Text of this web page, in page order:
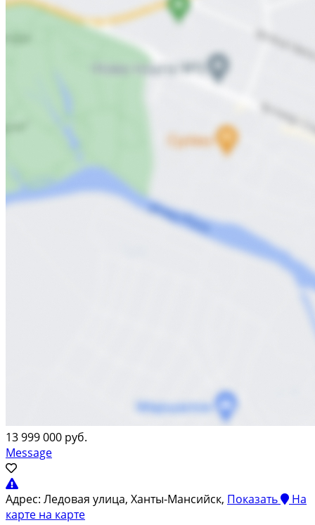
13 999 000 руб.
Message
Адрес: Ледовая улица, Ханты-Мансийск, Показать
На
карте на карте